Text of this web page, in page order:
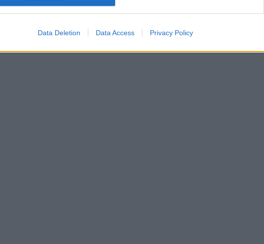
Data Deletion Data Access Privacy Policy